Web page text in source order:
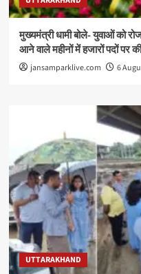
मुख्यमंत्री धामी बोले- युवाओं को
आने वाले महीनों में हजारों पदों पर की
jansamparklive.com 6
UTTARAKHAND